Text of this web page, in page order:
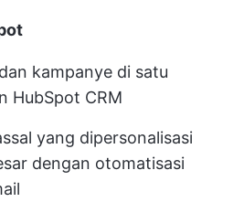
kampanye di satu
HubSpot CRM
yang dipersonalisasi
dengan otomatisasi